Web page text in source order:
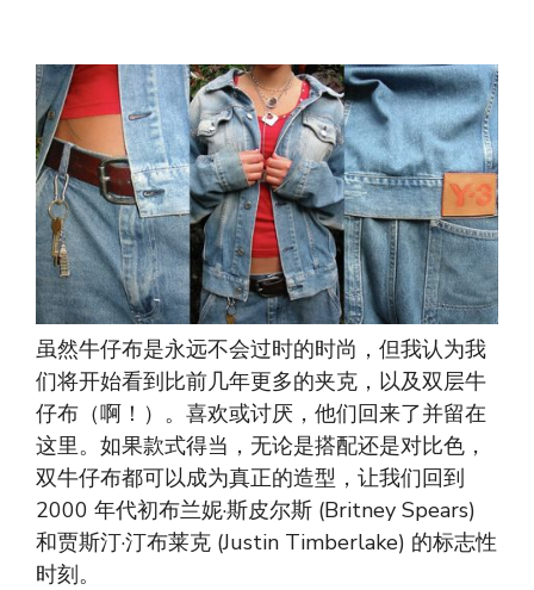
虽然牛仔布是永远不会过时的时尚，但我认为我
们将开始看到比前几年更多的夹克，以及双层牛
仔布（啊！）。喜欢或讨厌，他们回来了并留在
这里。如果款式得当，无论是搭配还是对比色，
双牛仔布都可以成为真正的造型，让我们回到
2000 年代初布兰妮·斯皮尔斯 (Britney Spears)
和贾斯汀·汀布莱克 (Justin Timberlake) 的标志性
时刻。